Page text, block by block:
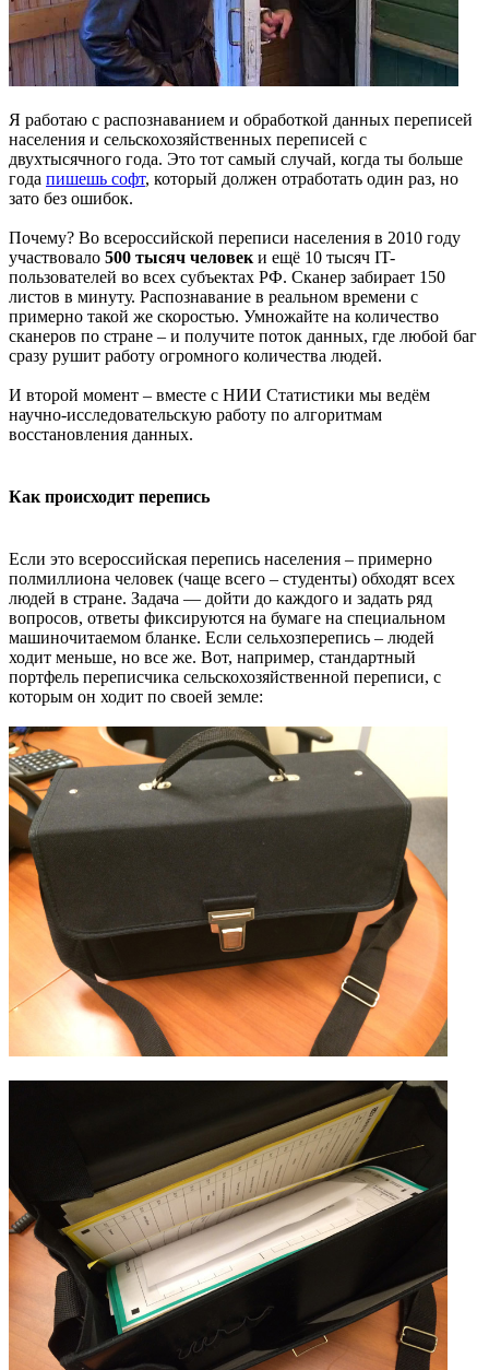
Я работаю с распознаванием и обработкой данных переписей
населения и сельскохозяйственных переписей с
двухтысячного года. Это тот самый случай, когда ты больше
года пишешь софт, который должен отработать один раз, но
зато без ошибок.
Почему? Во всероссийской переписи населения в 2010 году
участвовало 500 тысяч человек и ещё 10 тысяч IT-
пользователей во всех субъектах РФ. Сканер забирает 150
листов в минуту. Распознавание в реальном времени с
примерно такой же скоростью. Умножайте на количество
сканеров по стране – и получите поток данных, где любой баг
сразу рушит работу огромного количества людей.
И второй момент – вместе с НИИ Статистики мы ведём
научно-исследовательскую работу по алгоритмам
восстановления данных.
Как происходит перепись
Если это всероссийская перепись населения – примерно
полмиллиона человек (чаще всего – студенты) обходят всех
людей в стране. Задача — дойти до каждого и задать ряд
вопросов, ответы фиксируются на бумаге на специальном
машиночитаемом бланке. Если сельхозперепись – людей
ходит меньше, но все же. Вот, например, стандартный
портфель переписчика сельскохозяйственной переписи, с
которым он ходит по своей земле: